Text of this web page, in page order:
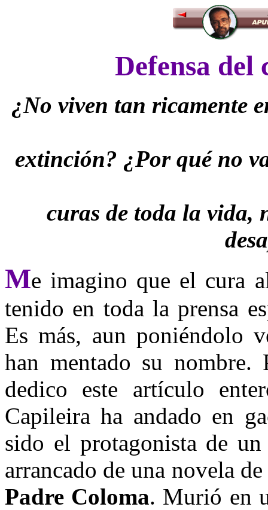
Defensa
¿No viven tan ricamente
extinción? ¿Por qué no
curas de toda la vida,
Me imagino que el cura
tenido en toda la prensa
Es más, aun poniéndolo
han mentado su
dedico este artículo
Capileira ha andado en
sido el protagonista de
arrancado de una novela de
Padre Coloma. Murió en